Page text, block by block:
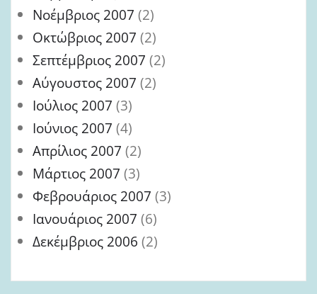
Νοέμβριος 2007 (2)
Οκτώβριος 2007 (2)
Σεπτέμβριος 2007 (2)
Αύγουστος 2007 (2)
Ιούλιος 2007 (3)
Ιούνιος 2007 (4)
Απρίλιος 2007 (2)
Μάρτιος 2007 (3)
Φεβρουάριος 2007 (3)
Ιανουάριος 2007 (6)
Δεκέμβριος 2006 (2)